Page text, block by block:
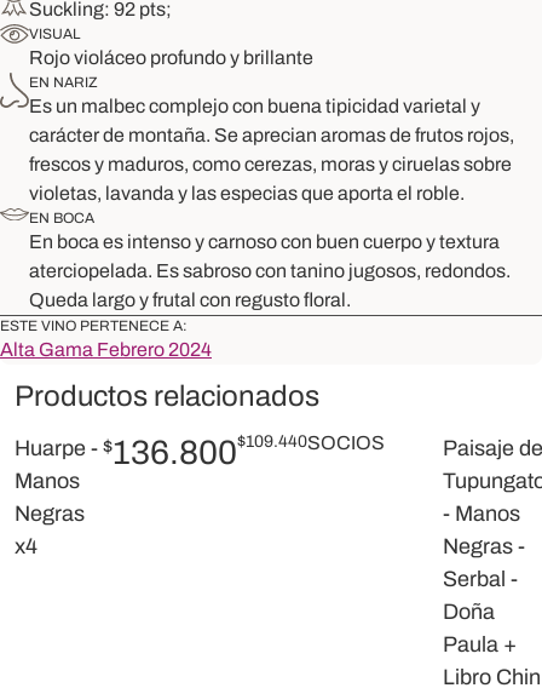
Suckling: 92 pts;
VISUAL
Rojo violáceo profundo y brillante
EN NARIZ
Es un malbec complejo con buena tipicidad varietal y
carácter de montaña. Se aprecian aromas de frutos rojos,
frescos y maduros, como cerezas, moras y ciruelas sobre
violetas, lavanda y las especias que aporta el roble.
EN BOCA
En boca es intenso y carnoso con buen cuerpo y textura
aterciopelada. Es sabroso con tanino jugosos, redondos.
Queda largo y frutal con regusto floral.
ESTE VINO PERTENECE A:
Alta Gama Febrero 2024
Productos relacionados
Huarpe -
Manos
Negras
x4
$136.800$109.440SOCIOS
Paisaje de
- Manos
Negras -
Serbal -
Doña
Paula +
Libro Chin